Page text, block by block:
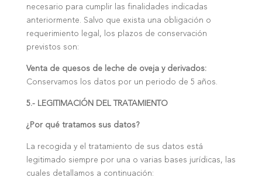
necesario para cumplir las finalidades indicadas
anteriormente. Salvo que exista una obligación o
requerimiento legal, los plazos de conservación
previstos son:
Venta de quesos de leche de oveja y derivados:
Conservamos los datos por un periodo de 5 años.
5.- LEGITIMACIÓN DEL TRATAMIENTO
¿Por qué tratamos sus datos?
La recogida y el tratamiento de sus datos está
legitimado siempre por una o varias bases jurídicas, las
cuales detallamos a continuación: